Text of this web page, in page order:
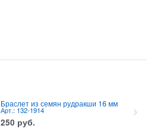
Браслет из семян рудракши 16 мм
Арт.: 132-1914
250 руб.